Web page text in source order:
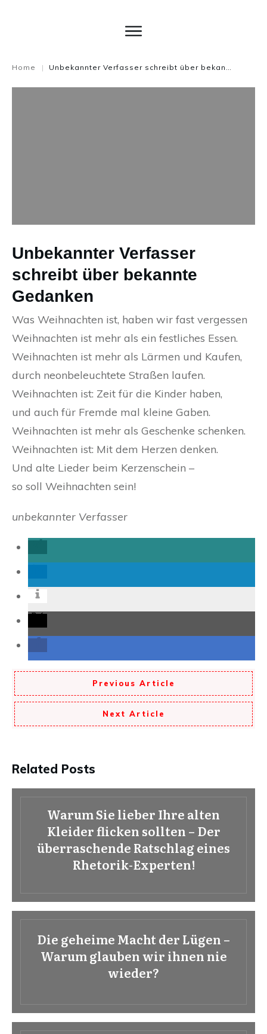
Home |
Unbekannter Verfasser
schreibt über bekannte
Gedanken
Was Weihnachten ist, haben wir fast vergessen
Weihnachten ist mehr als ein festliches Essen.
Weihnachten ist mehr als Lärmen und Kaufen,
durch neonbeleuchtete Straßen laufen.
Weihnachten ist: Zeit für die Kinder haben,
und auch für Fremde mal kleine Gaben.
Weihnachten ist mehr als Geschenke schenken.
Weihnachten ist: Mit dem Herzen denken.
Und alte Lieder beim Kerzenschein –
so soll Weihnachten sein!
unbekannter Verfasser
Previous Article
Next Article
Related Posts
Warum Sie lieber Ihre alten
Kleider flicken sollten – Der
überraschende Ratschlag eines
Rhetorik-Experten!
Die geheime Macht der Lügen –
Warum glauben wir ihnen nie
wieder?